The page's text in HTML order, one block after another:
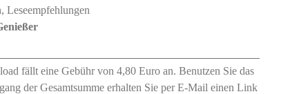
fällt eine Gebühr von 4,80 Euro an. Benutzen Sie das
der Gesamtsumme erhalten Sie per E-Mail einen Link